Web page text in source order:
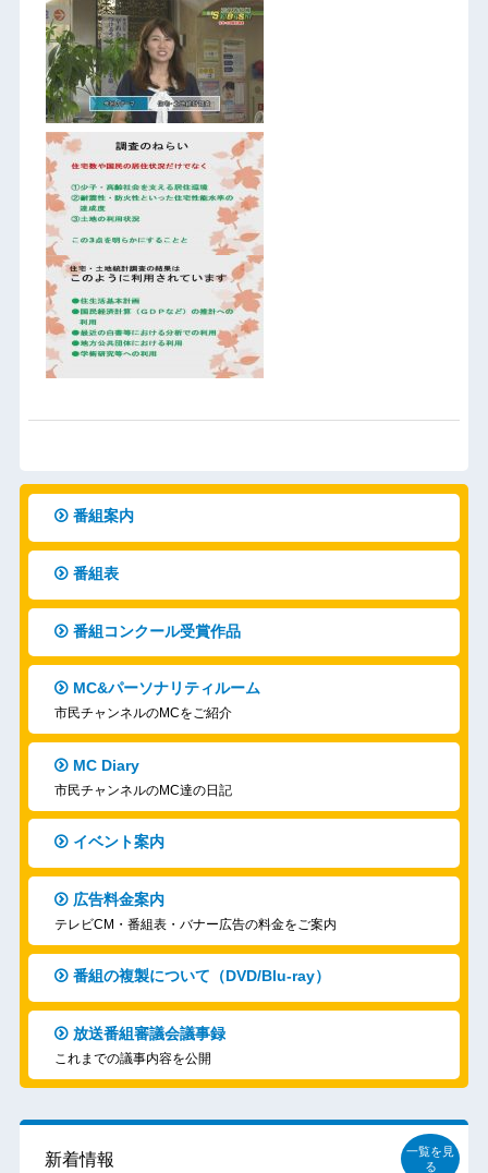
番組案内
番組表
番組コンクール受賞作品
MC&パーソナリティルーム
市民チャンネルのMCをご紹介
MC Diary
市民チャンネルのMC達の日記
イベント案内
広告料金案内
テレビCM・番組表・バナー広告の料金をご案内
番組の複製について（DVD/Blu-ray）
放送番組審議会議事録
これまでの議事内容を公開
新着情報
一覧を見
る